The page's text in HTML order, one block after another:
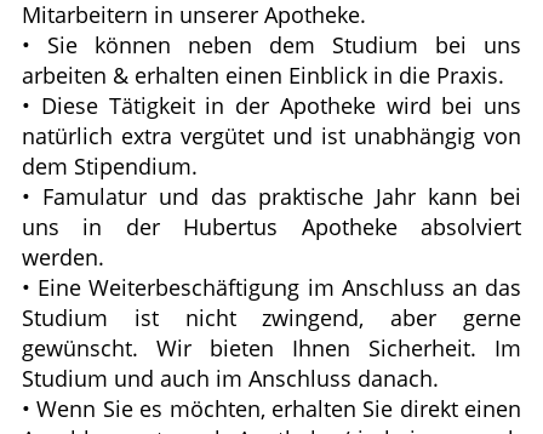
Mitarbeitern in unserer Apotheke.
• Sie können neben dem Studium bei uns
arbeiten & erhalten einen Einblick in die Praxis.
• Diese Tätigkeit in der Apotheke wird bei uns
natürlich extra vergütet und ist unabhängig von
dem Stipendium.
• Famulatur und das praktische Jahr kann bei
uns in der Hubertus Apotheke absolviert
werden.
• Eine Weiterbeschäftigung im Anschluss an das
Studium ist nicht zwingend, aber gerne
gewünscht. Wir bieten Ihnen Sicherheit. Im
Studium und auch im Anschluss danach.
• Wenn Sie es möchten, erhalten Sie direkt einen